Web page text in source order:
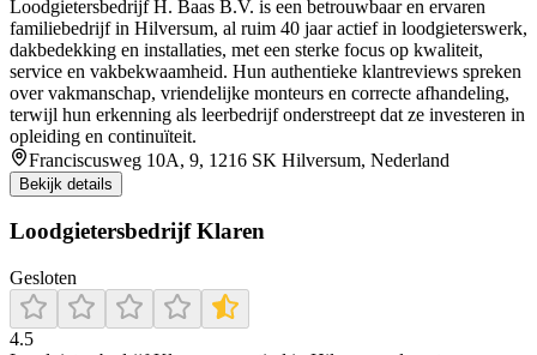
Loodgietersbedrijf H. Baas B.V. is een betrouwbaar en ervaren
familiebedrijf in Hilversum, al ruim 40 jaar actief in loodgieterswerk,
dakbedekking en installaties, met een sterke focus op kwaliteit,
service en vakbekwaamheid. Hun authentieke klantreviews spreken
over vakmanschap, vriendelijke monteurs en correcte afhandeling,
terwijl hun erkenning als leerbedrijf onderstreept dat ze investeren in
opleiding en continuïteit.
Franciscusweg 10A, 9, 1216 SK Hilversum, Nederland
Bekijk details
Loodgietersbedrijf Klaren
Gesloten
4.5